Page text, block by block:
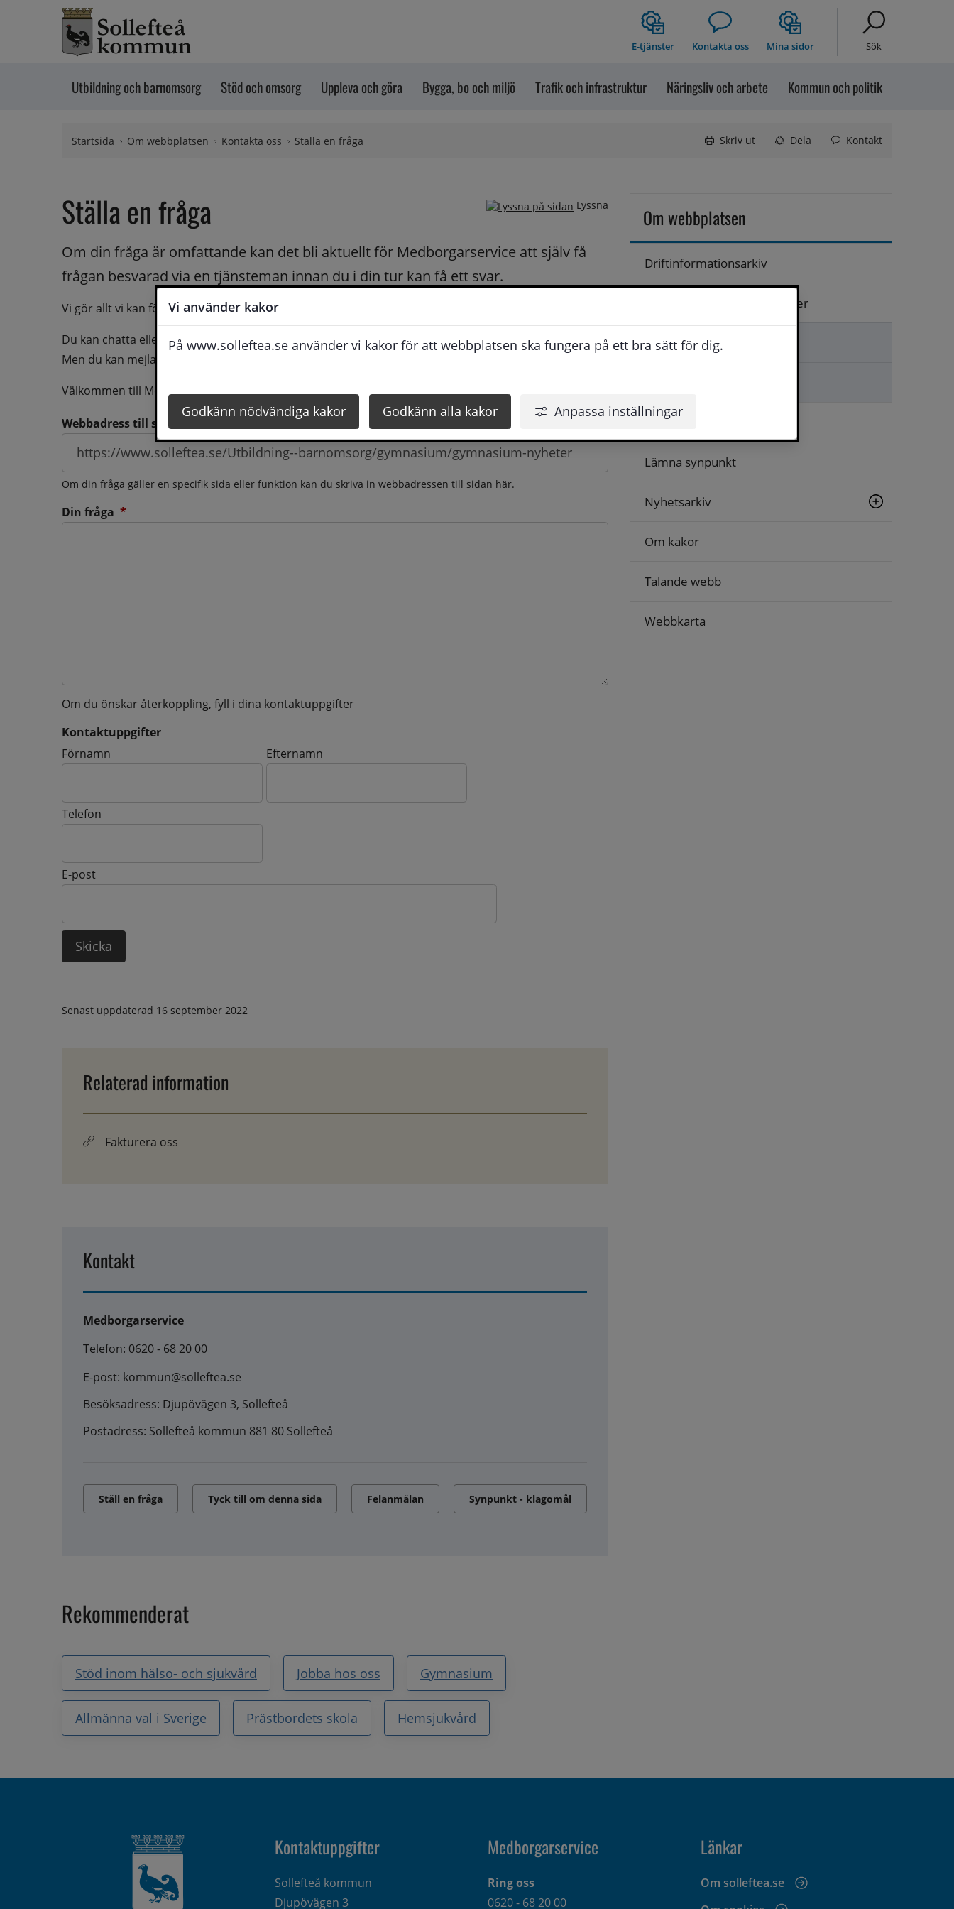
Vi använder kakor
På www.solleftea.se använder vi kakor för att webbplatsen ska fungera på ett bra sätt för dig.
Godkänn nödvändiga kakor Godkänn alla kakor Anpassa inställningar
Hoppa till innehåll
E-tjänster Kontakta oss Mina sidor Sök
Utbildning och barnomsorg Stöd och omsorg Uppleva och göra Bygga, bo och miljö Trafik och infrastruktur Näringsliv och arbete Kommun och politik
Startsida Om webbplatsen Kontakta oss Ställa en fråga Skriv ut Dela Kontakt
Lyssna
Ställa en fråga
Om din fråga är omfattande kan det bli aktuellt för Medborgarservice att själv få
frågan besvarad via en tjänsteman innan du i din tur kan få ett svar.
Vi gör allt vi kan för att du ska få hjälp och svar på dina frågor fortast möjligt.
Du kan chatta eller ringa oss med din fråga så besvarar vi dig så snabbt som möjligt under arbetstid.
Men du kan mejla oss din fråga dygnt runt och du få svaret inom 2 - 4 arbetsdagar.
Välkommen till Medborgarservice!
Webbadress till sidan som frågan berör
Om din fråga gäller en specifik sida eller funktion kan du skriva in webbadressen till sidan här.
Din fråga *
Om du önskar återkoppling, fyll i dina kontaktuppgifter
Kontaktuppgifter
Kontaktuppgifter
Förnamn Efternamn
Telefon
E-post
Senast uppdaterad 16 september 2022
Relaterad information
Fakturera oss
Kontakt
Medborgarservice
Telefon: 0620 - 68 20 00
E-post: kommun@solleftea.se
Besöksadress: Djupövägen 3, Sollefteå
Postadress: Sollefteå kommun 881 80 Sollefteå
Ställ en fråga Tyck till om denna sida Felanmälan Synpunkt - klagomål
Rekommenderat
Stöd inom hälso- och sjukvård Jobba hos oss Gymnasium
Allmänna val i Sverige Prästbordets skola Hemsjukvård
Om webbplatsen
Driftinformationsarkiv
Hantering av personuppgifter
Kontakta oss
Ställa en fråga
Logga in
Lämna synpunkt
Nyhetsarkiv
Om kakor
Talande webb
Webbkarta
Kontaktuppgifter
Sollefteå kommun
Djupövägen 3
Medborgarservice
Ring oss
0620 - 68 20 00
Länkar
Om solleftea.se